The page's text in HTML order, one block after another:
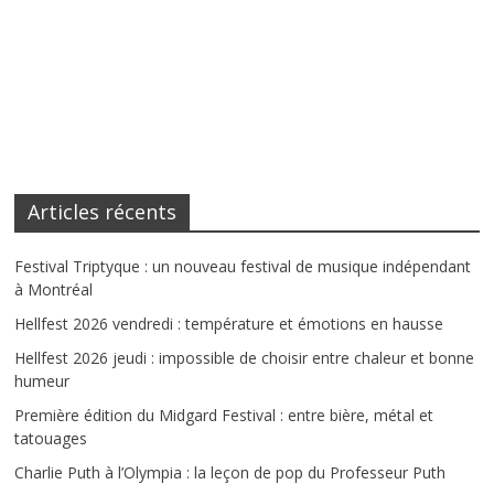
Articles récents
Festival Triptyque : un nouveau festival de musique indépendant
à Montréal
Hellfest 2026 vendredi : température et émotions en hausse
Hellfest 2026 jeudi : impossible de choisir entre chaleur et bonne
humeur
Première édition du Midgard Festival : entre bière, métal et
tatouages
Charlie Puth à l’Olympia : la leçon de pop du Professeur Puth